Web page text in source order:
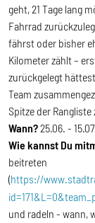
geht, 21 Tage lang
Fahrrad
fährst oder bisher
Kilometer zählt –
zurückgelegt
Team
Spitze der Rangliste
Wann?25.06. -
Wie kannst Du
beitreten
(https://
und radeln - wann,